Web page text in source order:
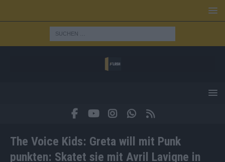
The Voice Kids: Greta will mit Punk
punkten: Skatet sie mit Avril Lavigne in